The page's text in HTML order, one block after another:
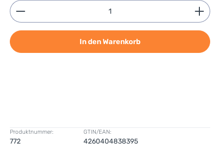
Produkt Anzahl: Gib den gewünschten Wert ein
In den Warenkorb
Produktnummer:
772
GTIN/EAN:
4260404838395